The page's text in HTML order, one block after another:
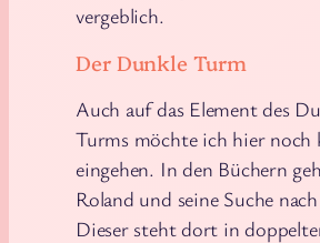
vergeblich.
Der Dunkle Turm
Auch auf das Element des
Turms möchte ich hier noch
eingehen. In den Büchern
Roland und seine Suche
Dieser steht dort in